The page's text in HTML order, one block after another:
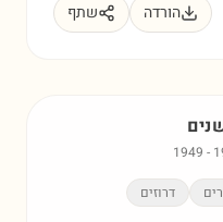
הורדה שתף
1949 -
דרוזים